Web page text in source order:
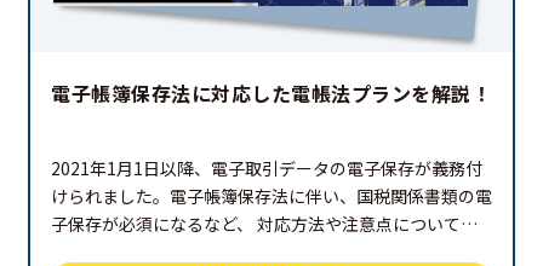
電子帳簿保存法に対応した電帳法プランを解説！
2021年1月1日以降、電子取引データの電子保存が義務付
けられました。電子帳簿保存法に伴い、国税関係書類の電
子保存が必須になるなど、 対応方法や注意点について把